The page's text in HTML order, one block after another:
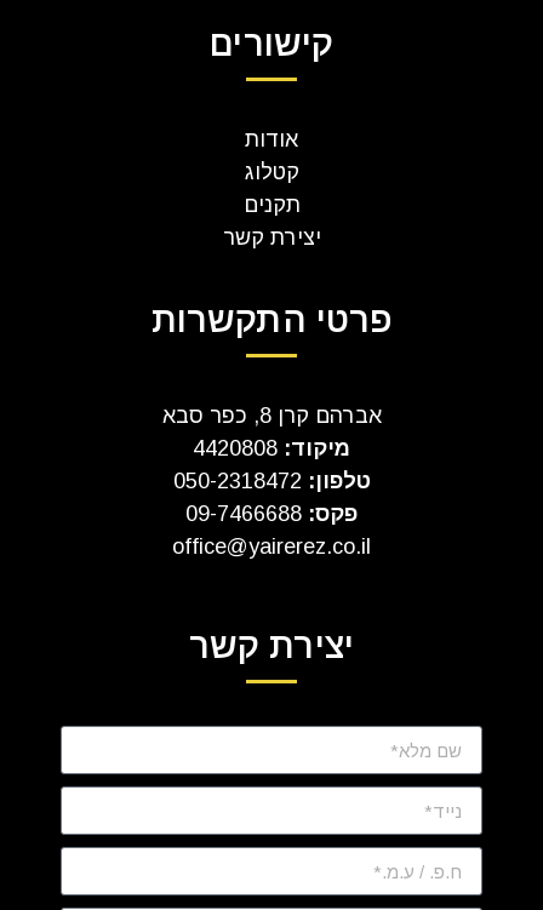
קישורים
אודות
קטלוג
תקנים
יצירת קשר
פרטי התקשרות
אברהם קרן 8, כפר סבא
מיקוד:
טלפון:
פקס: 09-7466688
office@yairerez.co.il
יצירת קשר